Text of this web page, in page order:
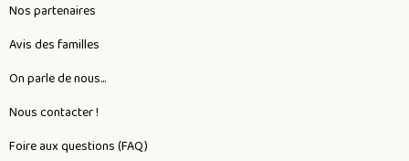
Nos partenaires
Avis des familles
On parle de nous...
Nous contacter !
Foire aux questions (FAQ)